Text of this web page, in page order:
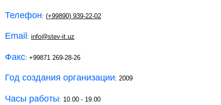
Телефон: (+99890) 939-22-02
Email : info@stev-it.uz
Факс: +99871 269-28-26
Год создания организации: 2009
Часы работы: 10.00 - 19.00